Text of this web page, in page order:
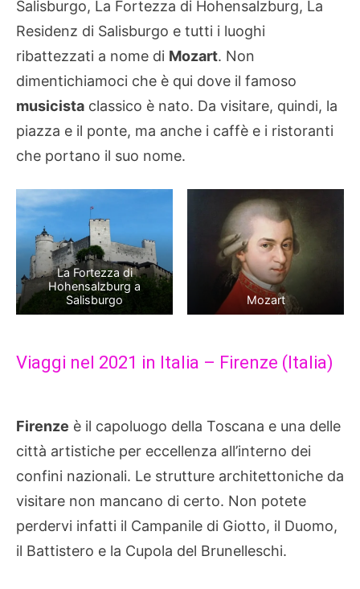
Salisburgo, La Fortezza di Hohensalzburg, La
Residenz di Salisburgo e tutti i luoghi
ribattezzati a nome di Mozart. Non
dimentichiamoci che è qui dove il famoso
musicista classico è nato. Da visitare, quindi, la
piazza e il ponte, ma anche i caffè e i ristoranti
che portano il suo nome.
La Fortezza di
Hohensalzburg a
Salisburgo
Mozart
Viaggi nel 2021 in Italia – Firenze (Italia)
Firenze è il capoluogo della Toscana e una delle
città artistiche per eccellenza all’interno dei
confini nazionali. Le strutture architettoniche da
visitare non mancano di certo. Non potete
perdervi infatti il Campanile di Giotto, il Duomo,
il Battistero e la Cupola del Brunelleschi.